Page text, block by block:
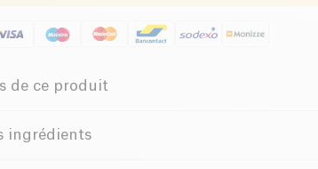
de ce produit
Pauvre en sel
ingrédients